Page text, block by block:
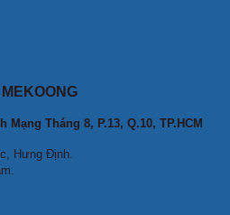
Mạng Tháng 8, P.13, Q.10, TP.HCM
Hưng Định.